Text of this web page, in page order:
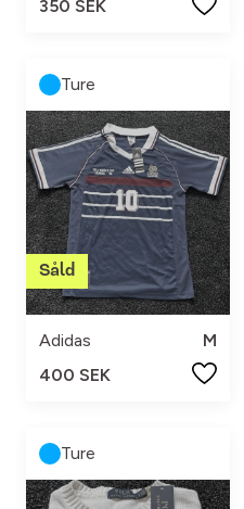
350 SEK
Ture
Adidas
M
400 SEK
Ture